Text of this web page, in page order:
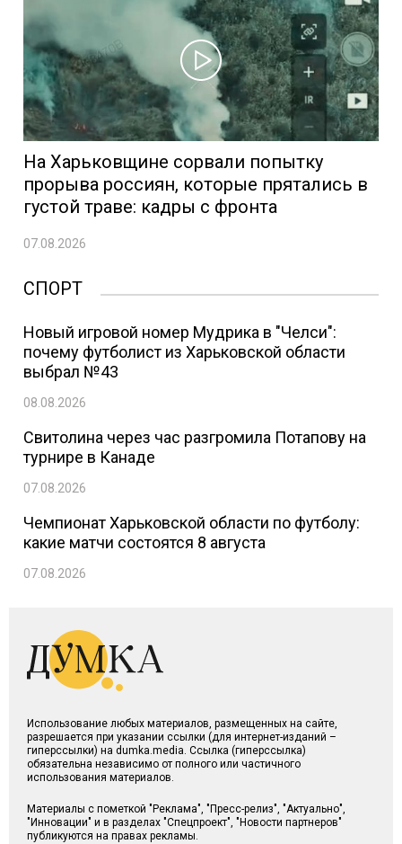
На Харьковщине сорвали попытку
прорыва россиян, которые прятались в
густой траве: кадры с фронта
07.08.2026
СПОРТ
Новый игровой номер Мудрика в "Челси":
почему футболист из Харьковской области
выбрал №43
08.08.2026
Свитолина через час разгромила Потапову на
турнире в Канаде
07.08.2026
Чемпионат Харьковской области по футболу:
какие матчи состоятся 8 августа
07.08.2026
Использование любых материалов, размещенных на сайте,
разрешается при указании ссылки (для интернет-изданий –
гиперссылки) на dumka.media. Ссылка (гиперссылка)
обязательна независимо от полного или частичного
использования материалов.
Материалы с пометкой "Реклама", "Пресс-релиз", "Актуально",
"Инновации" и в разделах "Спецпроект", "Новости партнеров"
публикуются на правах рекламы.